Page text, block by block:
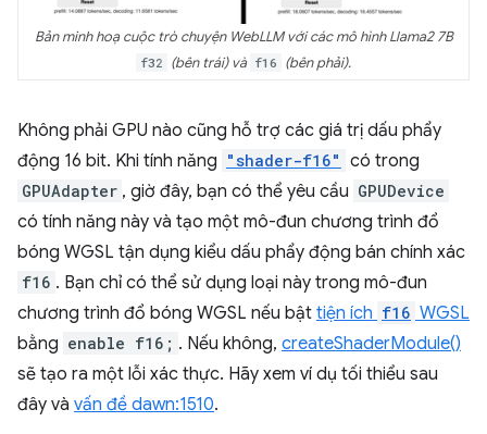
Bản minh hoạ cuộc trò chuyện WebLLM với các mô hình Llama2 7B
f32 (bên trái) và f16 (bên phải).
Không phải GPU nào cũng hỗ trợ các giá trị dấu phẩy
động 16 bit. Khi tính năng "shader-f16" có trong
GPUAdapter , giờ đây, bạn có thể yêu cầu GPUDevice
có tính năng này và tạo một mô-đun chương trình đổ
bóng WGSL tận dụng kiểu dấu phẩy động bán chính xác
f16 . Bạn chỉ có thể sử dụng loại này trong mô-đun
chương trình đổ bóng WGSL nếu bật tiện ích f16 WGSL
bằng enable f16; . Nếu không, createShaderModule()
sẽ tạo ra một lỗi xác thực. Hãy xem ví dụ tối thiểu sau
đây và vấn đề dawn:1510.